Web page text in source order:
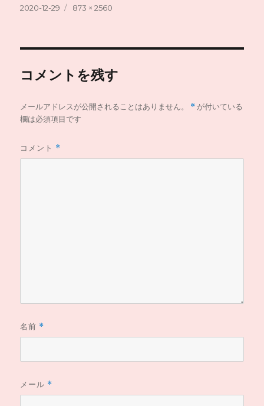
投
2020-12-29
フ
873 × 2560
コメントを残す
メールアドレスが公開されることはありません。 * が付いている
欄は必須項目です
コメント *
名前 *
メール *